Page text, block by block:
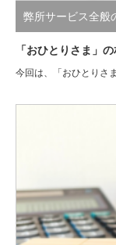
弊所サービス全般
「おひとりさま」
今回は、「おひとりさ